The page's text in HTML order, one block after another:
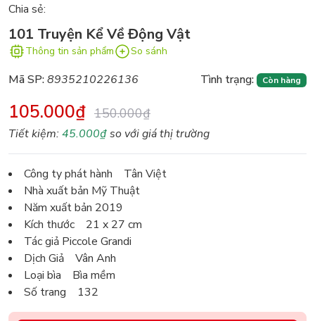
Chia sẻ:
101 Truyện Kể Về Động Vật
Thông tin sản phẩm So sánh
Mã SP:8935210226136 Tình trạng: Còn hàng
105.000₫ 150.000₫
Tiết kiệm:45.000₫so với giá thị trường
Công ty phát hành Tân Việt
Nhà xuất bản Mỹ Thuật
Năm xuất bản 2019
Kích thước 21 x 27 cm
Tác giả Piccole Grandi
Dịch Giả Vân Anh
Loại bìa Bìa mềm
Số trang 132